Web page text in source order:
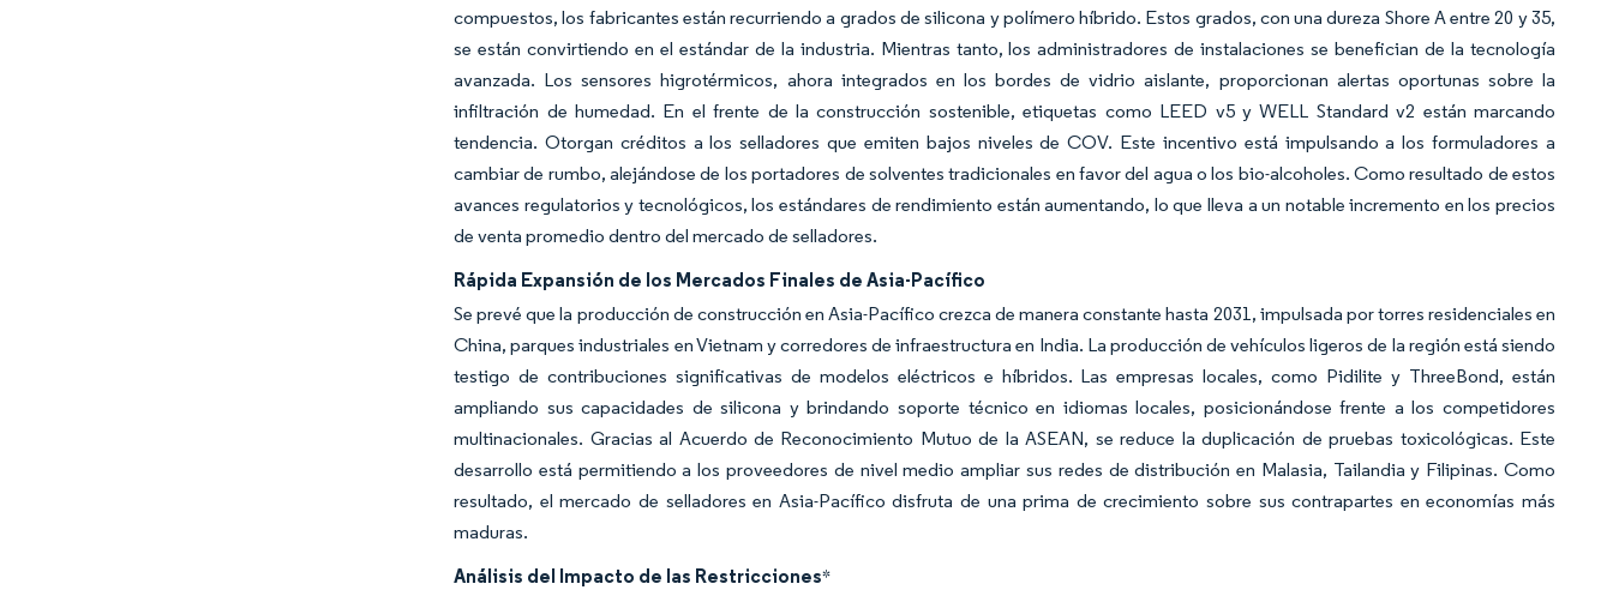
compuestos, los fabricantes están recurriendo a grados de silicona y polímero híbrido. Estos grados, con una dureza Shore A entre 20 y 35,
se están convirtiendo en el estándar de la industria. Mientras tanto, los administradores de instalaciones se benefician de la tecnología
avanzada. Los sensores higrotérmicos, ahora integrados en los bordes de vidrio aislante, proporcionan alertas oportunas sobre la
infiltración de humedad. En el frente de la construcción sostenible, etiquetas como LEED v5 y WELL Standard v2 están marcando
tendencia. Otorgan créditos a los selladores que emiten bajos niveles de COV. Este incentivo está impulsando a los formuladores a
cambiar de rumbo, alejándose de los portadores de solventes tradicionales en favor del agua o los bio-alcoholes. Como resultado de estos
avances regulatorios y tecnológicos, los estándares de rendimiento están aumentando, lo que lleva a un notable incremento en los precios
de venta promedio dentro del mercado de selladores.
Rápida Expansión de los Mercados Finales de Asia-Pacífico
Se prevé que la producción de construcción en Asia-Pacífico crezca de manera constante hasta 2031, impulsada por torres residenciales en
China, parques industriales en Vietnam y corredores de infraestructura en India. La producción de vehículos ligeros de la región está siendo
testigo de contribuciones significativas de modelos eléctricos e híbridos. Las empresas locales, como Pidilite y ThreeBond, están
ampliando sus capacidades de silicona y brindando soporte técnico en idiomas locales, posicionándose frente a los competidores
multinacionales. Gracias al Acuerdo de Reconocimiento Mutuo de la ASEAN, se reduce la duplicación de pruebas toxicológicas. Este
desarrollo está permitiendo a los proveedores de nivel medio ampliar sus redes de distribución en Malasia, Tailandia y Filipinas. Como
resultado, el mercado de selladores en Asia-Pacífico disfruta de una prima de crecimiento sobre sus contrapartes en economías más
maduras.
Análisis del Impacto de las Restricciones*